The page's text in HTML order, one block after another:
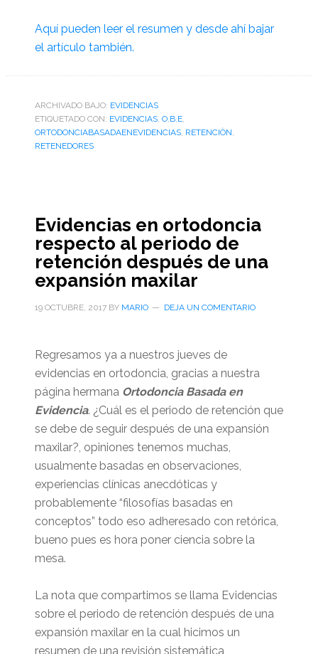
Aquí pueden leer el resumen y desde ahí bajar
el artículo también.
ARCHIVADO BAJO: EVIDENCIAS
ETIQUETADO CON: EVIDENCIAS, O.B.E,
ORTODONCIABASADAENEVIDENCIAS, RETENCIÒN,
RETENEDORES
Evidencias en ortodoncia
respecto al periodo de
retención después de una
expansión maxilar
19 OCTUBRE, 2017BY MARIO DEJA UN COMENTARIO
Regresamos ya a nuestros jueves de
evidencias en ortodoncia, gracias a nuestra
página hermana Ortodoncia Basada en
Evidencia. ¿Cuál es el periodo de retención que
se debe de seguir después de una expansión
maxilar?, opiniones tenemos muchas,
usualmente basadas en observaciones,
experiencias clínicas anecdóticas y
probablemente “filosofías basadas en
conceptos” todo eso adheresado con retórica,
bueno pues es hora poner ciencia sobre la
mesa.
La nota que compartimos se llama Evidencias
sobre el periodo de retención después de una
expansión maxilar en la cual hicimos un
resumen de una revisión sistemática